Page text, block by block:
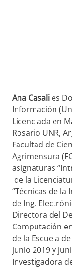
Ana Casali es
Información
Licenciada en
Rosario UNR,
Facultad de
Agrimensura
asignaturas
de la
“Técnicas de la
de Ing.
Directora del
Computación
de la Escuela
junio 2019 y
Investigadora